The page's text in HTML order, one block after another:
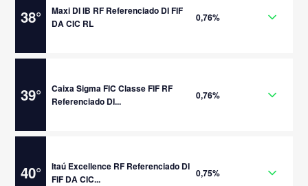
38°
Maxi DI IB RF Referenciado DI FIF
DA CIC RL
0,76%
39°
Caixa Sigma FIC Classe FIF RF
Referenciado DI...
0,76%
40°
Itaú Excellence RF Referenciado DI
FIF DA CIC...
0,75%